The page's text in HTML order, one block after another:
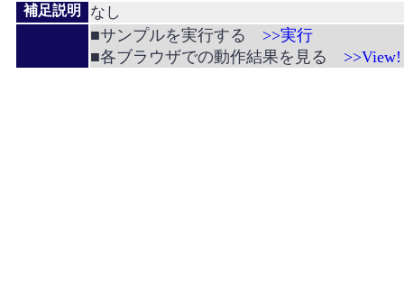
補足説明 なし
■サンプルを実行する >>実行
■各ブラウザでの動作結果を見る >>View!